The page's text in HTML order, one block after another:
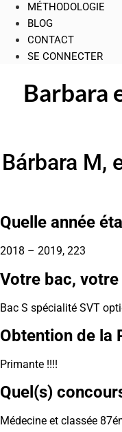
MÉTHODOLOGIE
BLOG
CONTACT
SE CONNECTER
Barbara
Bárbara M,
Quelle année
2018 – 2019, 223
Votre bac,
Bac S spécialité SVT
Obtention de la
Primante !!!!
Quel(s)
Médecine et classée